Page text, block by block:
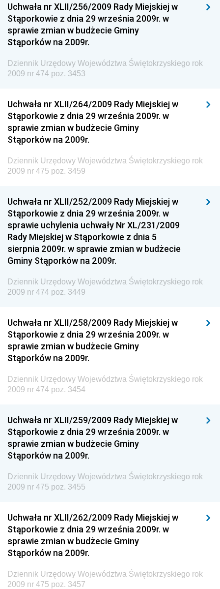
Dziennik Urzędowy Ministra Sprawiedliwości
Dziennik Urzędowy Ministra Rozwoju i Finansów
Dziennik Urzędowy Wyższego Urzędu Górniczego
Dziennik Urzędowy Prezesa Urzędu Transportu
Kolejowego
Technologii
Dziennik Urzędowy Ministra Inwestycji i Rozwoju
Dziennik Urzędowy Naczelnego Dyrektora Archiwów
Państwowych
Dziennik Urzędowy Ministra Finansów, Inwestycji i
Rozwoju
Dziennik Urzędowy Ministra Sportu
Dziennik Urzędowy Ministra Funduszy i Polityki
Regionalnej
Dziennik Urzędowy Ministra Aktywów Państwowych
Dziennik Urzędowy Ministra Zdrowia
Dziennik Urzędowy Ministra Środowiska i Głównego
Inspektora Ochrony Środowiska
Dziennik Urzędowy Ministerstwa Kultury, Dziedzictwa
Narodowego i Sportu
Dziennik Urzędowy Ministra Finansów, Funduszy i
Dziennik Urzędowy Ministra Rozwoju, Pracy i
Dziennik Urzędowy Ministra Kultury, Dziedzictwa
Narodowego i Sportu
Dziennik Urzędowy Ministra Rodziny i Polityki
Społecznej
Dziennik Urzędowy Komendy Głównej Straży
Granicznej
Drogowego
Dziennik Urzędowy Narodowego Banku Polskiego
Dziennik Urzędowy Komendy Głównej Policji
Społecznej
Uchwała nr XLII/256/2009 Rady Miejskiej w
Stąporkowie z dnia 29 września 2009r. w
sprawie zmian w budżecie Gminy
Stąporków na 2009r.
Dziennik Urzędowy Województwa Świętokrzyskiego rok
2009 nr 474 poz. 3453
Uchwała nr XLII/264/2009 Rady Miejskiej w
Stąporkowie z dnia 29 września 2009r. w
sprawie zmian w budżecie Gminy
Stąporków na 2009r.
Dziennik Urzędowy Województwa Świętokrzyskiego rok
2009 nr 475 poz. 3459
Uchwała nr XLII/252/2009 Rady Miejskiej w
Stąporkowie z dnia 29 września 2009r. w
sprawie uchylenia uchwały Nr XL/231/2009
Rady Miejskiej w Stąporkowie z dnia 5
sierpnia 2009r. w sprawie zmian w budżecie
Gminy Stąporków na 2009r.
Dziennik Urzędowy Województwa Świętokrzyskiego rok
2009 nr 474 poz. 3449
Uchwała nr XLII/258/2009 Rady Miejskiej w
Stąporkowie z dnia 29 września 2009r. w
sprawie zmian w budżecie Gminy
Stąporków na 2009r.
Dziennik Urzędowy Województwa Świętokrzyskiego rok
2009 nr 474 poz. 3454
Uchwała nr XLII/259/2009 Rady Miejskiej w
Stąporkowie z dnia 29 września 2009r. w
sprawie zmian w budżecie Gminy
Stąporków na 2009r.
Dziennik Urzędowy Województwa Świętokrzyskiego rok
2009 nr 475 poz. 3455
Uchwała nr XLII/262/2009 Rady Miejskiej w
Stąporkowie z dnia 29 września 2009r. w
sprawie zmian w budżecie Gminy
Stąporków na 2009r.
Dziennik Urzędowy Województwa Świętokrzyskiego rok
2009 nr 475 poz. 3457